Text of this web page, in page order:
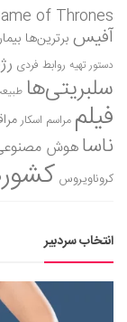
of Thrones
آفیس برترین‌ها
دستور تهیه روابط فردی
سلبریتی‌ها
فیلم مراسم اسکار
ناساهوش
کروناویروس
انتخاب سردبیر